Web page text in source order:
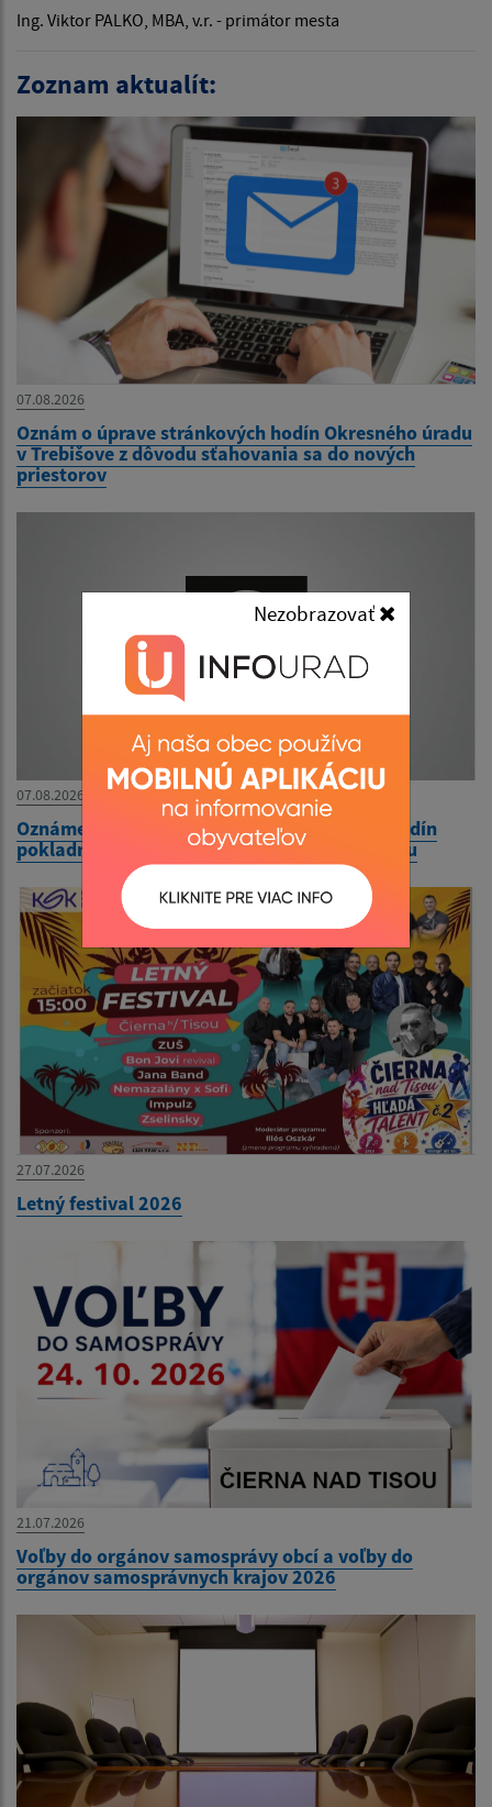
Ing. Viktor PALKO, MBA, v.r. - primátor mesta
Zoznam aktualít:
07.08.2026
Oznám o úprave stránkových hodín Okresného úradu
v Trebišove z dôvodu sťahovania sa do nových
priestorov
07.08.2026
Oznámenie o dočasnej úprave stránkových hodín
pokladne Mestského úradu v Čiernej nad Tisou
27.07.2026
Letný festival 2026
21.07.2026
Voľby do orgánov samosprávy obcí a voľby do
orgánov samosprávnych krajov 2026
Nezobrazovať